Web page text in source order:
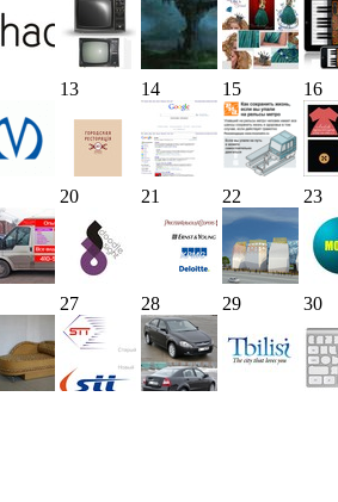
13 14 15 16
20 21 22 23
27 28 29 30